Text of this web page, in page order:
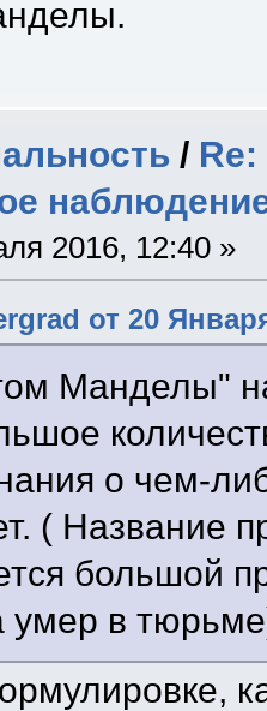
/
2016, 12:40 »
от 20
Манделы"
о чем-
( Название
большой
умер в